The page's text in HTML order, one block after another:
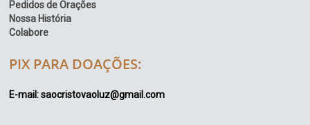
Pedidos de Orações
Nossa História
Colabore
PIX PARA DOAÇÕES:
E-mail: saocristovaoluz@gmail.com